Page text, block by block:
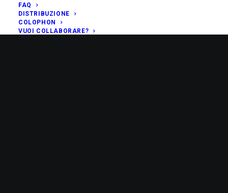
FAQ
DISTRIBUZIONE
COLOPHON
VUOI COLLABORARE?